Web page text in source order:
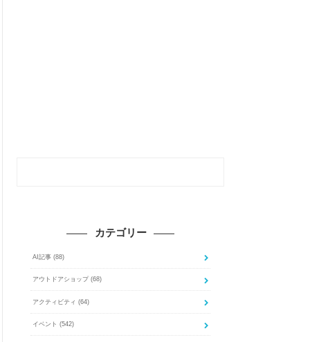
カテゴリー
AI記事 (88)
アウトドアショップ (68)
アクティビティ (64)
イベント (542)